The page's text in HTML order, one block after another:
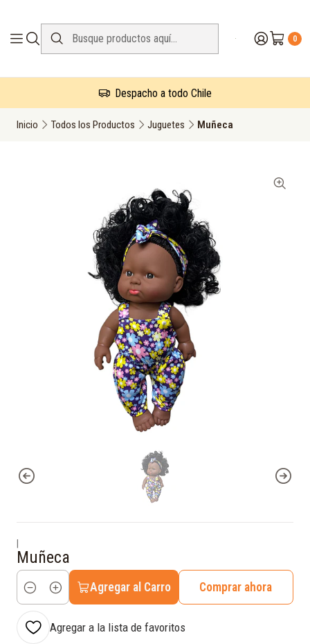
0
Despacho a todo Chile
Inicio Todos los Productos Juguetes Muñeca
Muñeca
Cantidad
Agregar al Carro Comprar ahora
Agregar a la lista de favoritos